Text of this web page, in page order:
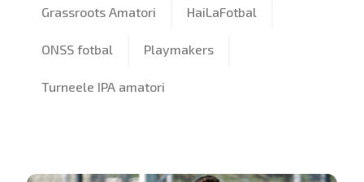
Grassroots Amatori HaiLaFotbal
ONSS fotbal Playmakers
Turneele IPA amatori